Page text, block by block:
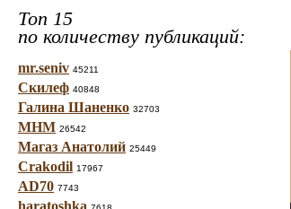
Топ 15
по количеству публикаций:
mr.seniv 45211
Скилеф 40848
Галина Шаненко 32703
МНМ 26542
Магаз Анатолий 25449
Crakodil 17967
AD70 7743
haratoshka